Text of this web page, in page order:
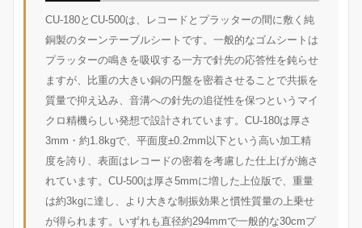
CU-180とCU-500は、レコードとプラッターの間に敷く純
銅製のターンテーブルシートです。一般的なゴムシートは
プラッターの鳴きを吸収する一方で針先の応答性を鈍らせ
ますが、比重の大きい銅の円盤を密着させることで共振を
質量で抑え込み、音溝への針先の追従性を保つというマイ
クロ精機らしい発想で設計されています。CU-180は厚さ
3mm・約1.8kgで、平面度±0.2mm以下という高い加工精
度を誇り、表面はレコードの密着を考慮した仕上げが施さ
れています。CU-500は厚さ5mmに増した上位版で、重量
は約3kgに達し、より大きな制振効果と慣性質量の上乗せ
が得られます。いずれも直径約294mmで一般的な30cmプ